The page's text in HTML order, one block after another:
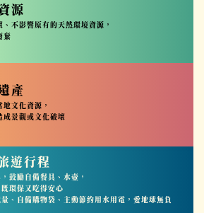
源
不影響原有的天然環境資源，
棄
產
文化資源，
成景觀或文化破壞
遊行程
鼓勵自備餐具、水壺，
環保又吃得安心
、自備購物袋、主動節約用水用電，愛地球無負